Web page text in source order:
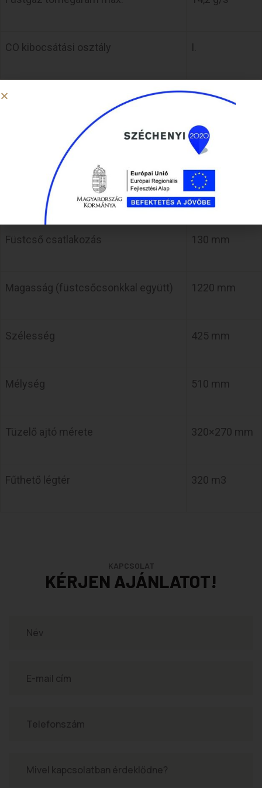
CO kibocsátási osztály I.
Hatásfok 80%
Előremenő vízcsatlakozás 2″
Visszatérő vízcsatlakozás 2″
Füstcső csatlakozás 130 mm
Magasság (füstcsőcsonkkal együtt) 1220 mm
Szélesség 425 mm
Mélység 510 mm
Tüzelő ajtó mérete 320×270 mm
Fűthető légtér 320 m3
KAPCSOLAT
KÉRJEN AJÁNLATOT!